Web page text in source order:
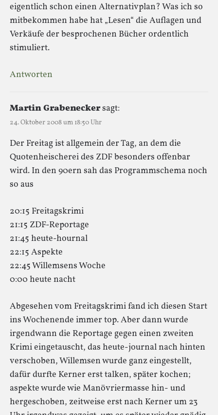
eigentlich schon einen Alternativplan? Was ich so
mitbekommen habe hat „Lesen“ die Auflagen und
Verkäufe der besprochenen Bücher ordentlich
stimuliert.
Antworten
Martin Grabeneckersagt:
24. Oktober 2008 um 18:50 Uhr
Der Freitag ist allgemein der Tag, an dem die
Quotenheischerei des ZDF besonders offenbar
wird. In den 90ern sah das Programmschema noch
so aus
20:15 Freitagskrimi
21:15 ZDF-Reportage
21:45 heute-hournal
22:15 Aspekte
22:45 Willemsens Woche
0:00 heute nacht
Abgesehen vom Freitagskrimi fand ich diesen Start
ins Wochenende immer top. Aber dann wurde
irgendwann die Reportage gegen einen zweiten
Krimi eingetauscht, das heute-journal nach hinten
verschoben, Willemsen wurde ganz eingestellt,
dafür durfte Kerner erst talken, später kochen;
aspekte wurde wie Manövriermasse hin- und
hergeschoben, zeitweise erst nach Kerner um 23